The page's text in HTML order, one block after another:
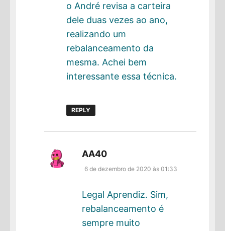
o André revisa a carteira
dele duas vezes ao ano,
realizando um
rebalanceamento da
mesma. Achei bem
interessante essa técnica.
REPLY
AA40
6 de dezembro de 2020 às 01:33
Legal Aprendiz. Sim,
rebalanceamento é
sempre muito